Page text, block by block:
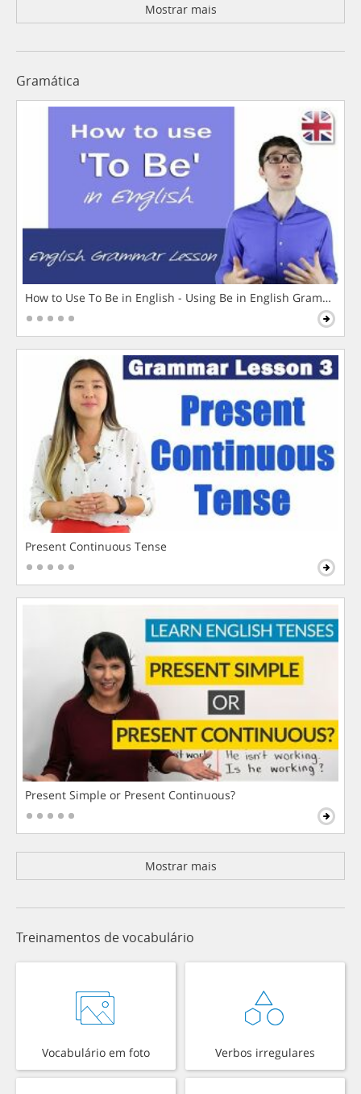
Mostrar mais
Gramática
How to Use To Be in English - Using Be in English Grammar
Present Continuous Tense
Present Simple or Present Continuous?
Mostrar mais
Treinamentos de vocabulário
Vocabulário em foto Verbos irregulares